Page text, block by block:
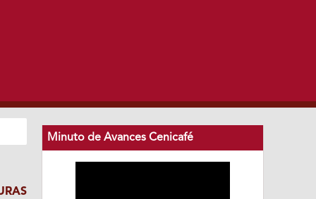
Minuto de Avances Cenicafé